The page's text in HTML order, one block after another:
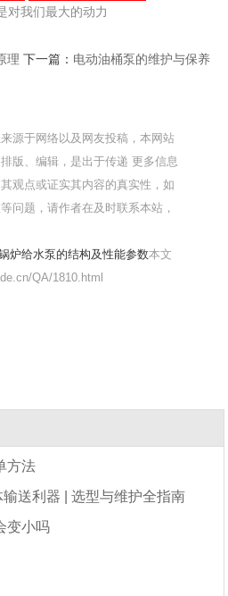
对我们最大的动力
理 下一篇： 电动油桶泵的维护与保养
源于网络以及网友投稿，本网站
版、编辑，是出于传递 更多信息
观点或证实其内容的真实性，如
问题，请作者在及时联系本站，
炉给水泵的结构及性能参数本文
QA/1810.html
方法
送利器 | 选型与维护全指南
变小吗